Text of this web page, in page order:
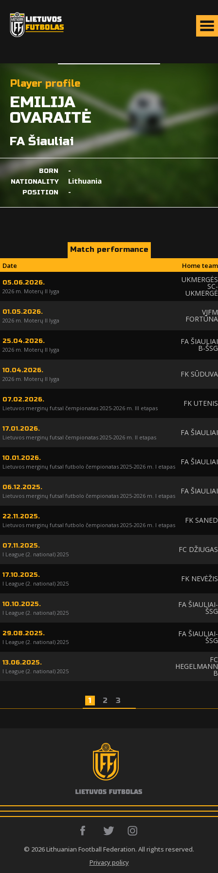
Player profile
EMILIJA
OVARAITĖ
FA Šiauliai
BORN -
NATIONALITY Lithuania
POSITION -
Match performance
Date
Home team
05.06.2026.
2026 m. Moterų II lyga
UKMERGĖS
SC-
UKMERGĖ
01.05.2026.
2026 m. Moterų II lyga
VJFM
FORTŪNA
25.04.2026.
2026 m. Moterų II lyga
FA ŠIAULIAI
B-ŠSG
10.04.2026.
2026 m. Moterų II lyga
FK SŪDUVA
07.02.2026.
Lietuvos merginų futsal čempionatas 2025-2026 m. III etapas
FK UTENIS
17.01.2026.
Lietuvos merginų futsal čempionatas 2025-2026 m. II etapas
FA ŠIAULIAI
10.01.2026.
Lietuvos merginų futsal futbolo čempionatas 2025-2026 m. I etapas
FA ŠIAULIAI
06.12.2025.
Lietuvos merginų futsal futbolo čempionatas 2025-2026 m. I etapas
FA ŠIAULIAI
22.11.2025.
Lietuvos merginų futsal futbolo čempionatas 2025-2026 m. I etapas
FK SANED
07.11.2025.
I League (2. national) 2025
FC DŽIUGAS
17.10.2025.
I League (2. national) 2025
FK NEVĖŽIS
10.10.2025.
I League (2. national) 2025
FA ŠIAULIAI-
ŠSG
29.08.2025.
I League (2. national) 2025
FA ŠIAULIAI-
ŠSG
13.06.2025.
I League (2. national) 2025
FC
HEGELMANN
B
1 2 3
© 2026 Lithuanian Football Federation. All rights reserved.
Privacy policy